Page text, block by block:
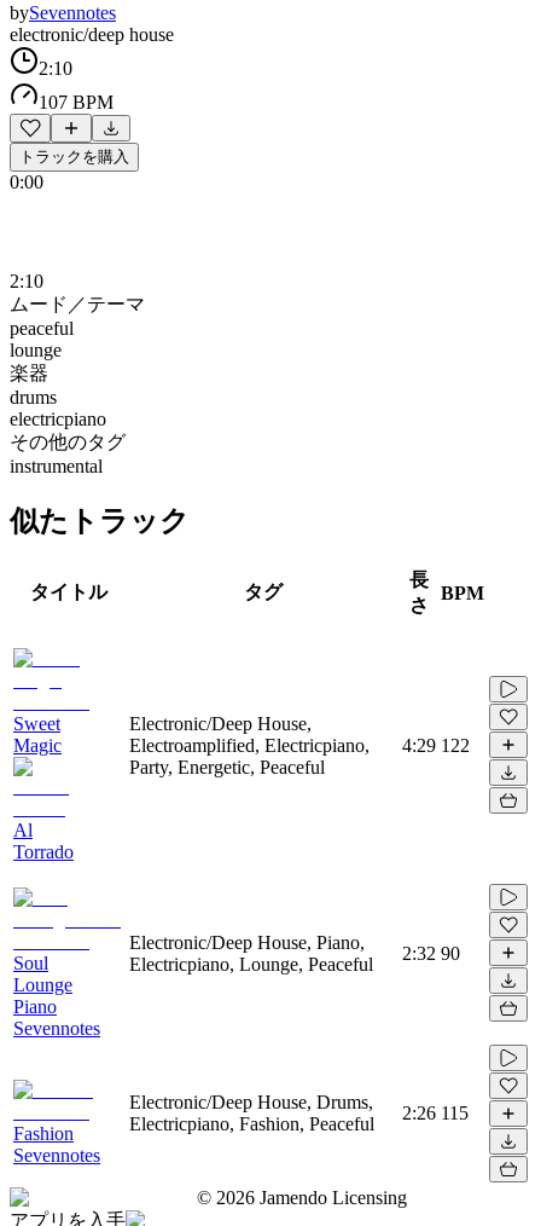
bySevennotes
electronic/deep house
2:10
107 BPM
トラックを購入
0:00
2:10
ムード／テーマ
peaceful
lounge
楽器
drums
electricpiano
その他のタグ
instrumental
似たトラック
タイトル タグ
長
さ
BPM
Sweet
Magic
Al
Torrado
Electronic/Deep House,
Electroamplified, Electricpiano,
Party, Energetic, Peaceful
4:29 122
Soul
Lounge
Piano
Sevennotes
Electronic/Deep House, Piano,
Electricpiano, Lounge, Peaceful
2:32 90
Fashion
Sevennotes
Electronic/Deep House, Drums,
Electricpiano, Fashion, Peaceful
2:26 115
© 2026 Jamendo Licensing
アプリを入手